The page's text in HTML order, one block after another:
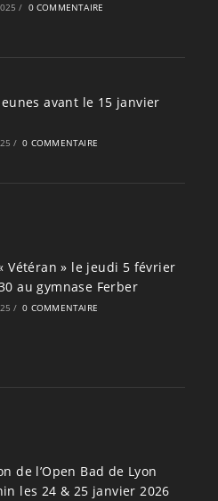
/ 0 COMMENTAIRE
avant le 15 janvier
/ 0 COMMENTAIRE
Vétéran » le jeudi 5 février
au gymnase Ferber
/ 0 COMMENTAIRE
de l’Open Bad de Lyon
les 24 & 25 janvier 2026